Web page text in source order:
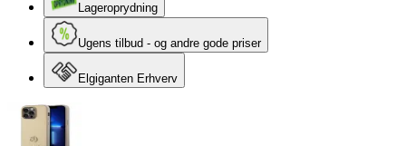
Lageroprydning
Ugens tilbud - og andre gode priser
Elgiganten Erhverv